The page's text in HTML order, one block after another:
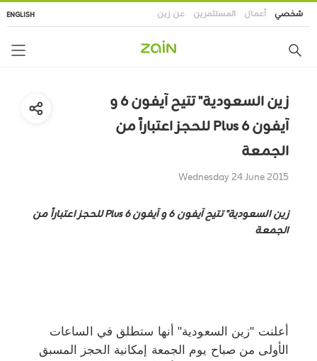
تجاوز
إلى
الرئيسي
شخصي أعمال المستثمرين عن زين ENGLISH
زين السعودية" تتيح آيفون 6 و
آيفون Plus 6 للحجز اعتباراً من
الجمعة
Wednesday 24 June 2015
زين السعودية" تتيح آيفون 6 و آيفون Plus 6 للحجز اعتباراً من
الجمعة
أعلنت "زين السعودية" أنها ستطلق في الساعات
الأولى من صباح يوم الجمعة إمكانية الحجز المسبق